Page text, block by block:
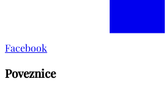
Facebook
Poveznice